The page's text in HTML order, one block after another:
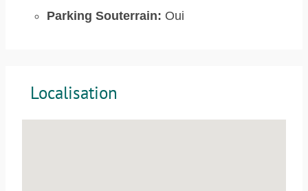
Parking Souterrain: Oui
Localisation